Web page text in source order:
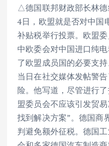
△德国联邦财政部长林
4日，欧盟就是否对中国
补贴税举行投票。欧盟
中欧委会对中国进口纯
了欧盟成员国的必要支
当日在社交媒体发帖警
险。他写道，尽管进行
盟委员会不应该引发贸
找到解决方案”。德国商
判避免额外征税。德国